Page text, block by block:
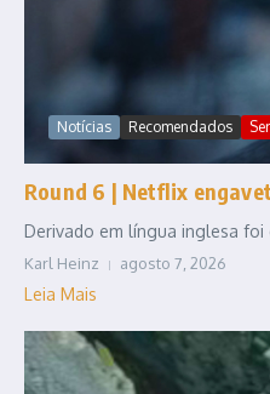
Notícias Recomendados
Round 6 | Netflix
Derivado em língua inglesa
Karl Heinz agosto 7, 2026
Leia Mais